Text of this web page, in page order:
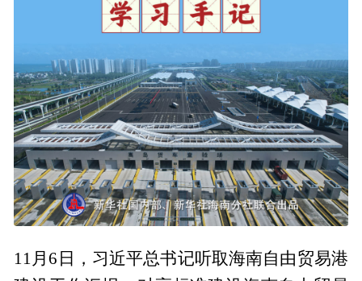
11月6日，习近平总书记听取海南自由贸易港